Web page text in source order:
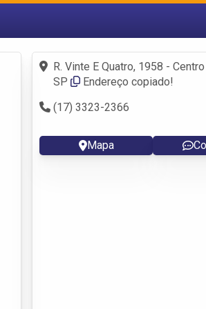
Fazer login
Criar conta
R. Vinte E Quatro, 1958 -
SP
Endereço copiado!
(17) 3323-2366
Mapa